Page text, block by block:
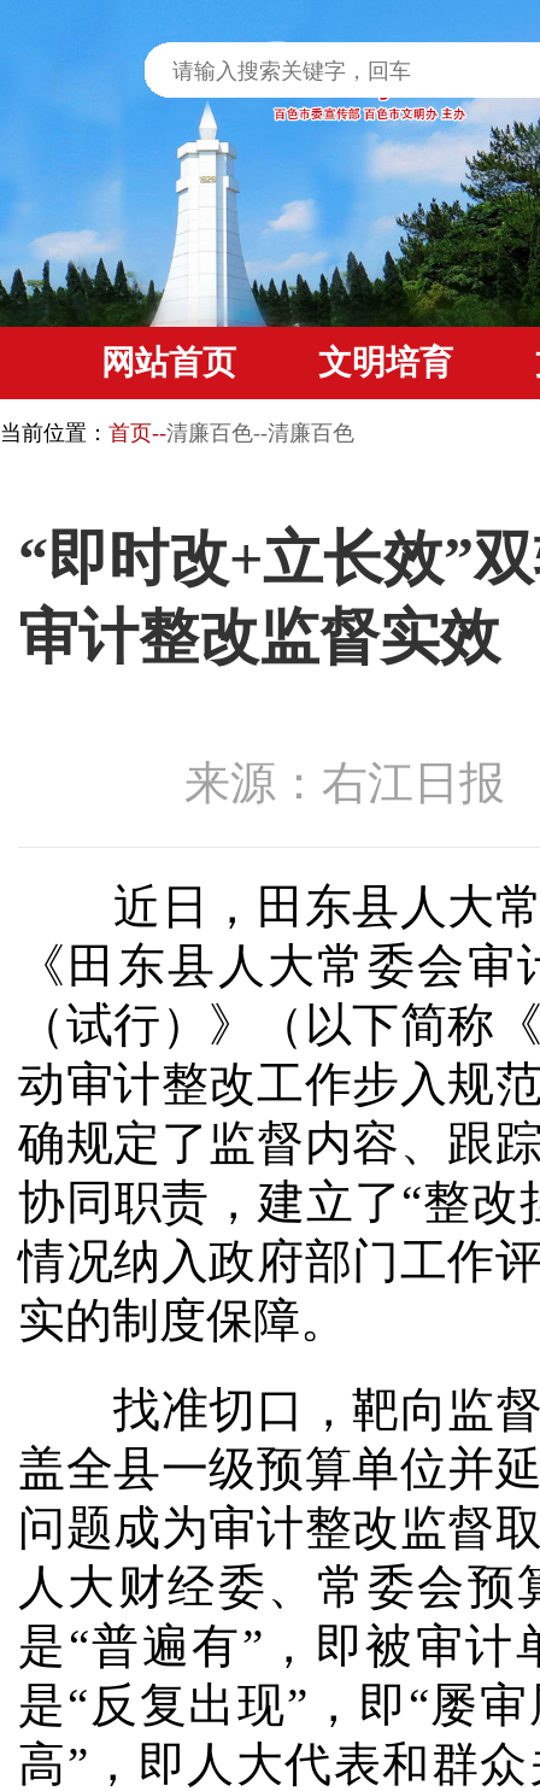
网站首页 文明培育
当前位置： 首页--清廉百色--清廉百色
“即时改+立长效”
审计整改监督实效
来源：右江日报
近日，田东县人大常
《田东县人大常委会
（试行）》（以下简称
动审计整改工作步入规
确规定了监督内容、跟
协同职责，建立了“整
情况纳入政府部门工作
实的制度保障。
找准切口，靶向监督
盖全县一级预算单位并
问题成为审计整改监督
人大财经委、常委会
是“普遍有”，即被审
是“反复出现”，即“屡
高”，即人大代表和群